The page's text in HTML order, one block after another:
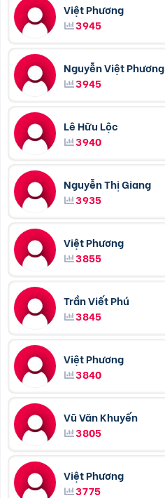
Việt Phương
3945
Nguyễn Việt Phương
3945
Lê Hữu Lộc
3940
Nguyễn Thị Giang
3935
Việt Phương
3855
Trần Viết Phú
3845
Việt Phương
3840
Vũ Văn Khuyến
3805
Việt Phương
3775